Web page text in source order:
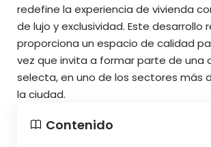
redefine la experiencia de vivienda
de lujo y exclusividad. Este desarrollo
proporciona un espacio de calidad
vez que invita a formar parte de una
selecta, en uno de los sectores más
la ciudad.
Contenido